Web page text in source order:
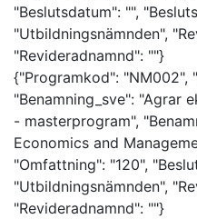
"Beslutsdatum": "",
"Utbildningsnämnden",
"Revideradnamnd": ""}
{"Programkod": "NM002",
"Benamning_sve": "Agrar
- masterprogram",
Economics and
"Omfattning": "120",
"Utbildningsnämnden",
"Revideradnamnd": ""}